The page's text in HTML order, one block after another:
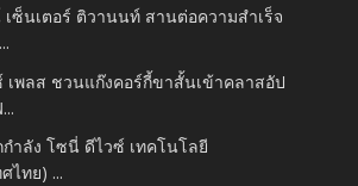
เซ็นเตอร์ ติวานนท์ สานต่อความสำเร็จ
เพลส ชวนแก๊งคอร์กี้ขาสั้นเข้าคลาสอัป
ำลัง โซนี่ ดีไวซ์ เทคโนโลยี
ไทย) ...